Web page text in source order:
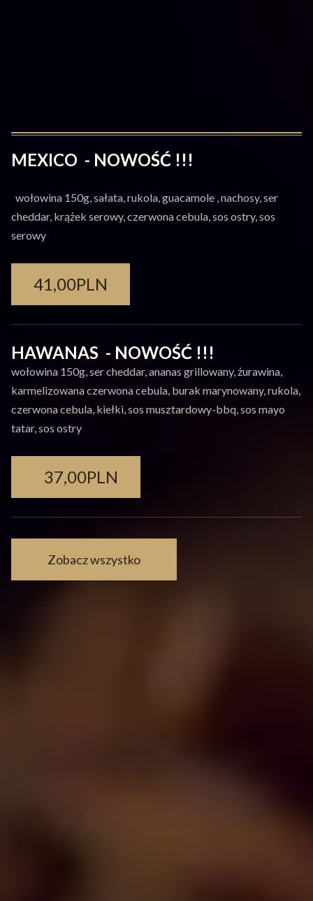
MEXICO - NOWOŚĆ !!!
wołowina 150g, sałata, rukola, guacamole , nachosy, ser
cheddar, krążek serowy, czerwona cebula, sos ostry, sos
serowy
41,00PLN
HAWANAS - NOWOŚĆ !!!
wołowina 150g, ser cheddar, ananas grillowany, żurawina,
karmelizowana czerwona cebula, burak marynowany, rukola,
czerwona cebula, kiełki, sos musztardowy-bbq, sos mayo
tatar, sos ostry
37,00PLN
Zobacz wszystko